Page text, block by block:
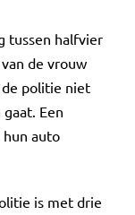
tussen halfvier
de vrouw
de politie niet
Een
hun auto
is met drie